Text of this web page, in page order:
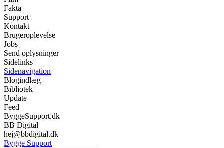
Fakta
Support
Kontakt
Brugeroplevelse
Jobs
Send oplysninger
Sidelinks
Sidenavigation
Blogindlæg
Bibliotek
Update
Feed
ByggeSupport.dk
BB Digital
hej@bbdigital.dk
Bygge Support